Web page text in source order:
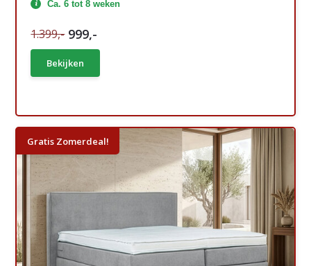
Ca. 6 tot 8 weken
1.399,- 999,-
Bekijken
Gratis Zomerdeal!